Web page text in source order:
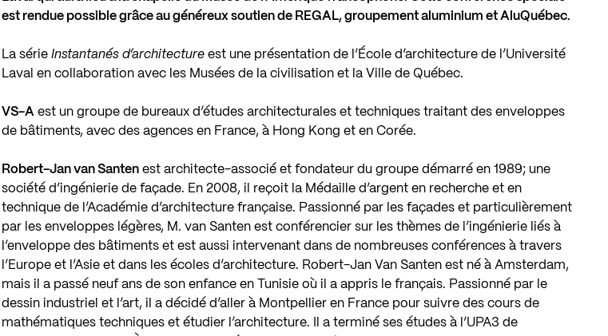
est rendue possible grâce au généreux soutien de REGAL, groupement aluminium et AluQuébec.
La sérieInstantanés d’architecture est une présentation de l’École d’architecture de l’Université
Laval en collaboration avec les Musées de la civilisation et la Ville de Québec.
VS-A est un groupe de bureaux d’études architecturales et techniques traitant des enveloppes
de bâtiments, avec des agences en France, à Hong Kong et en Corée.
Robert-Jan van Santen est architecte-associé et fondateur du groupe démarré en 1989; une
société d’ingénierie de façade. En 2008, il reçoit la Médaille d’argent en recherche et en
technique de l’Académie d’architecture française. Passionné par les façades et particulièrement
par les enveloppes légères, M. van Santen est conférencier sur les thèmes de l’ingénierie liés à
l’enveloppe des bâtiments et est aussi intervenant dans de nombreuses conférences à travers
l’Europe et l’Asie et dans les écoles d’architecture. Robert-Jan Van Santen est né à Amsterdam,
mais il a passé neuf ans de son enfance en Tunisie où il a appris le français. Passionné par le
dessin industriel et l’art, il a décidé d’aller à Montpellier en France pour suivre des cours de
mathématiques techniques et étudier l’architecture. Il a terminé ses études à l’UPA3 de